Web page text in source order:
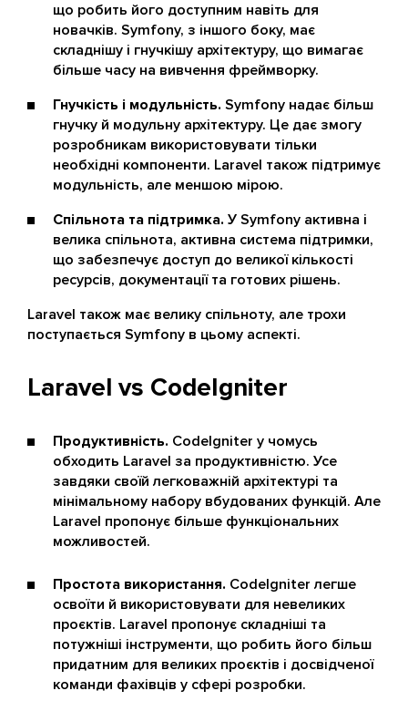
що робить його доступним навіть для
новачків. Symfony, з іншого боку, має
складнішу і гнучкішу архітектуру, що вимагає
більше часу на вивчення фреймворку.
Гнучкість і модульність. Symfony надає більш
гнучку й модульну архітектуру. Це дає змогу
розробникам використовувати тільки
необхідні компоненти. Laravel також підтримує
модульність, але меншою мірою.
Спільнота та підтримка. У Symfony активна і
велика спільнота, активна система підтримки,
що забезпечує доступ до великої кількості
ресурсів, документації та готових рішень.
Laravel також має велику спільноту, але трохи
поступається Symfony в цьому аспекті.
Laravel vs CodeIgniter
Продуктивність. CodeIgniter у чомусь
обходить Laravel за продуктивністю. Усе
завдяки своїй легковажній архітектурі та
мінімальному набору вбудованих функцій. Але
Laravel пропонує більше функціональних
можливостей.
Простота використання. CodeIgniter легше
освоїти й використовувати для невеликих
проєктів. Laravel пропонує складніші та
потужніші інструменти, що робить його більш
придатним для великих проєктів і досвідченої
команди фахівців у сфері розробки.